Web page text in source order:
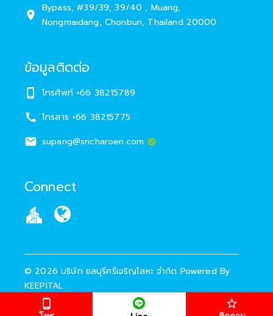
Bypass, #39/39, 39/40 , Muang,
Nongmaidang, Chonburi, Thailand 20000
ข้อมูลติดต่อ
โทรศัพท์ +66 38215789
โทรสาร +66 38215775
supang@sricharoen.com
Connect
© 2026 บริษัท ชลบุรีศรีเจริญโลหะ จำกัด Powered By
KEEPITAL